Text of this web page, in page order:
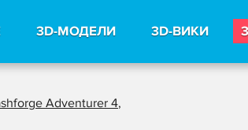
3D-МОДЕЛИ 3D-ВИКИ
Adventurer 4,